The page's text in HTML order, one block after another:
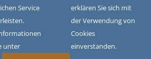
Service
unter
erklären Sie sich mit
der Verwendung von
Cookies
einverstanden.